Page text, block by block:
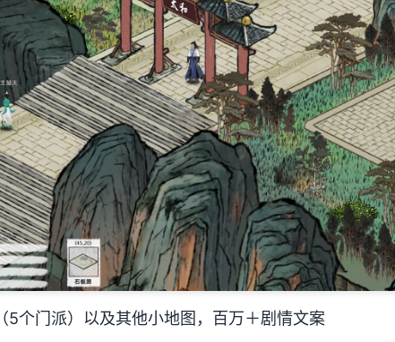
5个门派）以及其他小地图，百万＋剧情文案